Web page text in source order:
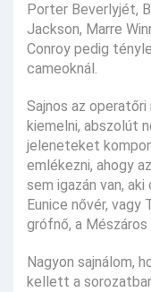
Porter Beverlyjét,
Jackson, Marre
Conroy pedig
cameoknál.
Sajnos az
kiemelni, abszolút
jeleneteket
emlékezni, ahogy
sem igazán van,
Eunice nővér, vagy
grófnő, a
Nagyon sajnálom,
kellett a